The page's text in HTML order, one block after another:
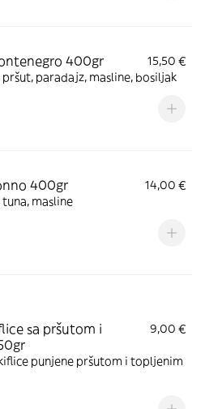
400gr
15,50 €
pršut, paradajz, masline, bosiljak
400gr
14,00 €
tuna, masline
sa pršutom i
9,00 €
punjene pršutom i topljenim